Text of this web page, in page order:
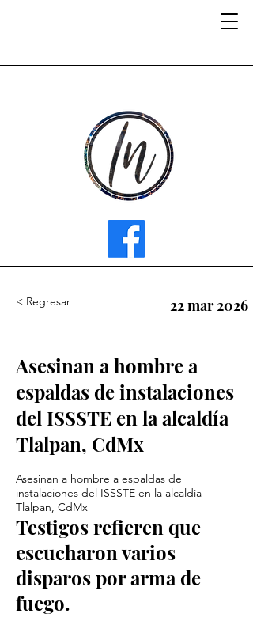
< Regresar 22 mar 2026
Asesinan a hombre a
espaldas de instalaciones
del ISSSTE en la alcaldía
Tlalpan, CdMx
Asesinan a hombre a espaldas de
instalaciones del ISSSTE en la alcaldía
Tlalpan, CdMx
Testigos refieren que
escucharon varios
disparos por arma de
fuego.